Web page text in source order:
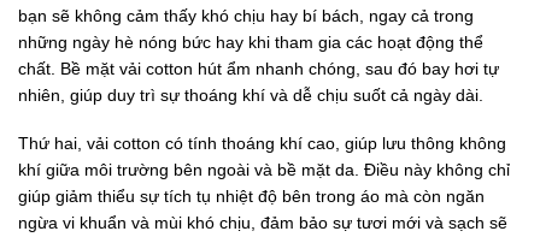
bạn sẽ không cảm thấy khó chịu hay bí bách, ngay cả trong
những ngày hè nóng bức hay khi tham gia các hoạt động thể
chất. Bề mặt vải cotton hút ẩm nhanh chóng, sau đó bay hơi tự
nhiên, giúp duy trì sự thoáng khí và dễ chịu suốt cả ngày dài.
Thứ hai, vải cotton có tính thoáng khí cao, giúp lưu thông không
khí giữa môi trường bên ngoài và bề mặt da. Điều này không chỉ
giúp giảm thiểu sự tích tụ nhiệt độ bên trong áo mà còn ngăn
ngừa vi khuẩn và mùi khó chịu, đảm bảo sự tươi mới và sạch sẽ